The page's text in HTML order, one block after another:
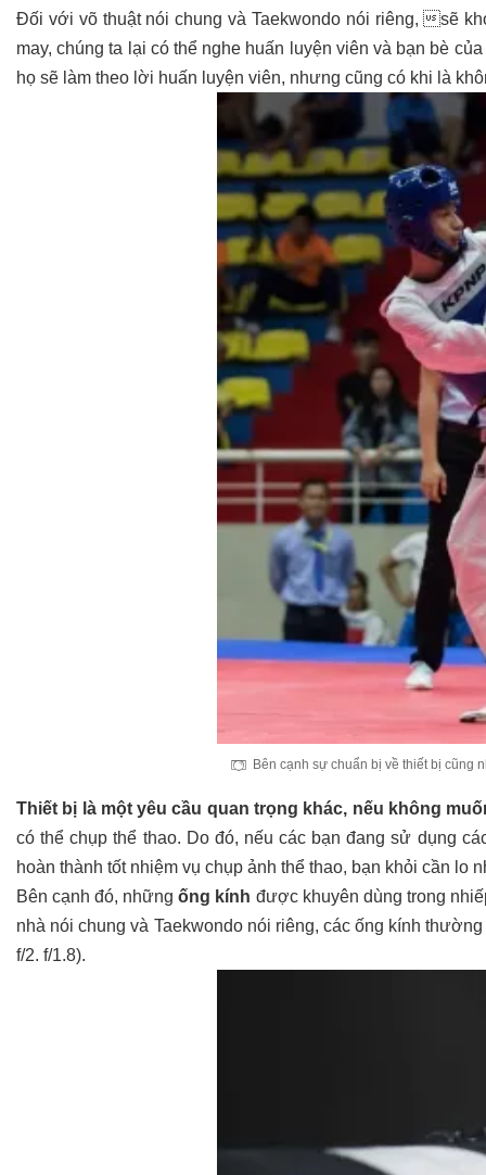
Đối với võ thuật nói chung và Taekwondo nói riêng, sẽ
may, chúng ta lại có thể nghe huấn luyện viên và bạn bè
họ sẽ làm theo lời huấn luyện viên, nhưng cũng có khi là
Bên cạnh sự chuẩn bị về thiết bị cũng
Thiết bị là một yêu cầu quan trọng khác, nếu không
có thể chụp thể thao. Do đó, nếu các bạn đang sử dụng
hoàn thành tốt nhiệm vụ chụp ảnh thể thao, bạn khỏi cần lo
Bên cạnh đó, những ống kính được khuyên dùng trong
nhà nói chung và Taekwondo nói riêng, các ống kính
f/2. f/1.8).